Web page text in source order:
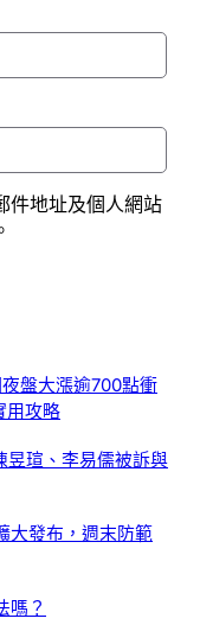
件地址及個人網站
盤大漲逾700點衝
攻略
昱瑄、李易儒被訴與
大發布，週末防範
嗎？